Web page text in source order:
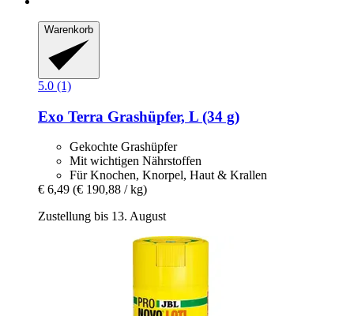
Warenkorb
5.0 (1)
Exo Terra Grashüpfer, L (34 g)
Gekochte Grashüpfer
Mit wichtigen Nährstoffen
Für Knochen, Knorpel, Haut & Krallen
€ 6,49 (€ 190,88 / kg)
Zustellung bis 13. August